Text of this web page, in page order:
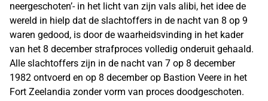
neergeschoten’- in het licht van zijn vals alibi, het idee de
wereld in hielp dat de slachtoffers in de nacht van 8 op 9
waren gedood, is door de waarheidsvinding in het kader
van het 8 december strafproces volledig onderuit gehaald.
Alle slachtoffers zijn in de nacht van 7 op 8 december
1982 ontvoerd en op 8 december op Bastion Veere in het
Fort Zeelandia zonder vorm van proces doodgeschoten.